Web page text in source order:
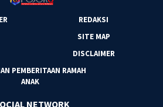
REDAKSI
SITE MAP
DISCLAIMER
PEMBERITAAN RAMAH
ANAK
NETWORK